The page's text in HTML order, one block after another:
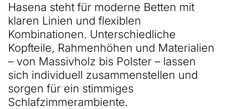
Hasena steht für moderne Betten mit
klaren Linien und flexiblen
Kombinationen. Unterschiedliche
Kopfteile, Rahmenhöhen und Materialien
– von Massivholz bis Polster – lassen
sich individuell zusammenstellen und
sorgen für ein stimmiges
Schlafzimmerambiente.